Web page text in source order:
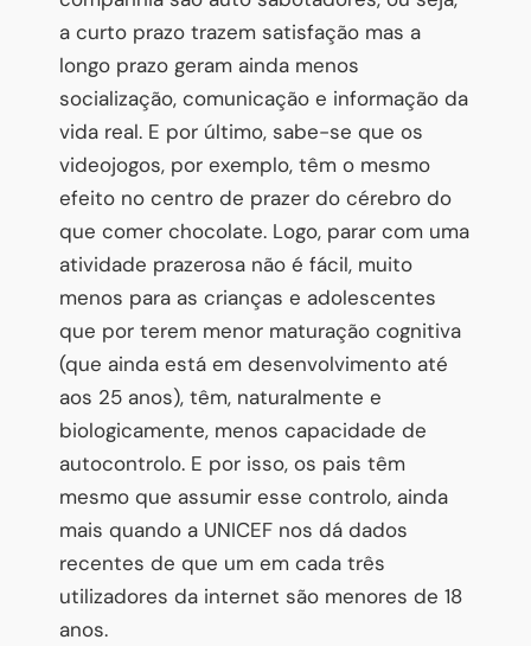
a curto prazo trazem satisfação mas a
longo prazo geram ainda menos
socialização, comunicação e informação da
vida real. E por último, sabe-se que os
videojogos, por exemplo, têm o mesmo
efeito no centro de prazer do cérebro do
que comer chocolate. Logo, parar com uma
atividade prazerosa não é fácil, muito
menos para as crianças e adolescentes
que por terem menor maturação cognitiva
(que ainda está em desenvolvimento até
aos 25 anos), têm, naturalmente e
biologicamente, menos capacidade de
autocontrolo. E por isso, os pais têm
mesmo que assumir esse controlo, ainda
mais quando a UNICEF nos dá dados
recentes de que um em cada três
utilizadores da internet são menores de 18
anos.